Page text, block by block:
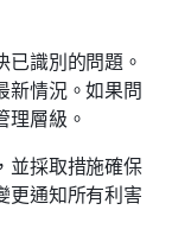
識別的問題。
新情況。如果問
理層級。
並採取措施確保
更通知所有利害